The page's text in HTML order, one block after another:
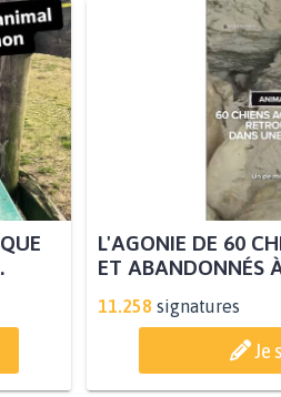
L'AGONIE DE 60
ET ABANDONNÉS
11.258 signatures
Je